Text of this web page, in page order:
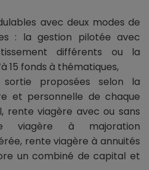
avec deux modes de
: la gestion pilotée avec
différents ou la
15 fonds à thématiques,
proposées selon la
et personnelle de chaque
rente viagère avec ou sans
viagère à majoration
rente viagère à annuités
un combiné de capital et